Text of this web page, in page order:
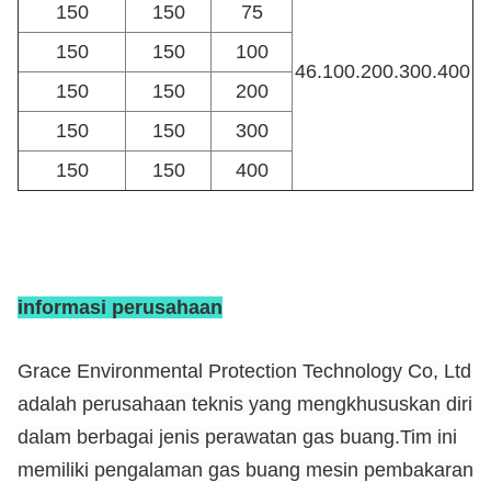
46.100.200.300.400
150 150
75
150
150
100
150
150
200
150
150
300
150
150 400
informasi perusahaan
Grace Environmental Protection Technology Co, Ltd
adalah perusahaan teknis yang mengkhususkan diri
dalam berbagai jenis perawatan gas buang.Tim ini
memiliki pengalaman gas buang mesin pembakaran